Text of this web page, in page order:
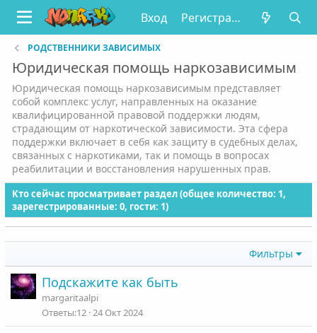
Вход Регистрация
РОДСТВЕННИКИ ЗАВИСИМЫХ
Юридическая помощь наркозависимым
Юридическая помощь наркозависимым представляет
собой комплекс услуг, направленных на оказание
квалифицированной правовой поддержки людям,
страдающим от наркотической зависимости. Эта сфера
поддержки включает в себя как защиту в судебных делах,
связанных с наркотиками, так и помощь в вопросах
реабилитации и восстановления нарушенных прав.
Кто сейчас просматривает раздел (общее количество: 1,
зарегестрированные: 0, гости: 1)
Фильтры
Подскажите как быть
margaritaalpi
12 24 Окт 2024